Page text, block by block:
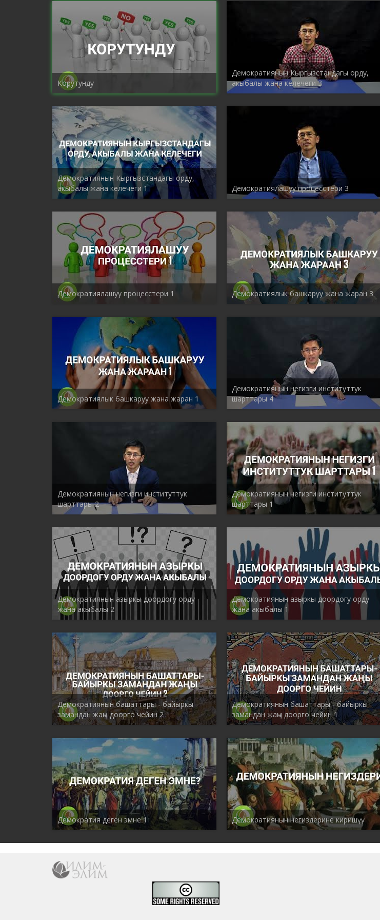
Корутунду
Демократиянын Кыргызстандагы орду,
акыбалы жана келечеги 3
Демократиянын Кыргызстандагы орду,
акыбалы жана келечеги 1
Демократиялашуу процесстери 3
Демократиялашуу процесстери 1 Демократиялык башкаруу жана жаран 3
Демократиялык башкаруу жана жаран 1
Демократиянын негизги институттук
шарттары 4
Демократиянын негизги институттук
шарттары 2
Демократиянын негизги институттук
шарттары 1
Демократиянын азыркы доордогу орду
жана акыбалы 2
Демократиянын азыркы доордогу орду
жана акыбалы 1
Демократиянын башаттары - байыркы
замандан жаңы доорго чейин 2
Демократиянын башаттары - байыркы
замандан жаңы доорго чейин 1
Демократия деген эмне 1 Демократиянын негиздерине киришүү